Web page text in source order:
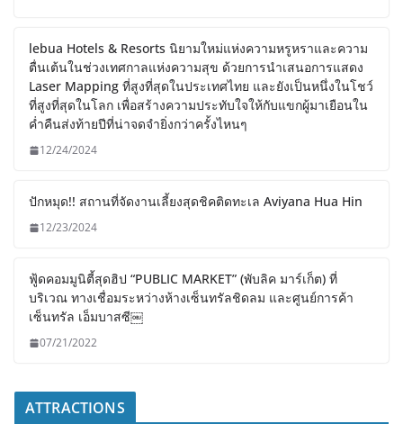
lebua Hotels & Resorts นิยามใหม่แห่งความหรูหราและความ
ตื่นเต้นในช่วงเทศกาลแห่งความสุข ด้วยการนำเสนอการแสดง
Laser Mapping ที่สูงที่สุดในประเทศไทย และยังเป็นหนึ่งในโชว์
ที่สูงที่สุดในโลก เพื่อสร้างความประทับใจให้กับแขกผู้มาเยือนใน
ค่ำคืนส่งท้ายปีที่น่าจดจำยิ่งกว่าครั้งไหนๆ
12/24/2024
ปักหมุด!! สถานที่จัดงานเลี้ยงสุดชิคติดทะเล Aviyana Hua Hin
12/23/2024
ฟู้ดคอมมูนิตี้สุดฮิป “PUBLIC MARKET” (พับลิค มาร์เก็ต) ที่
บริเวณ ทางเชื่อมระหว่างห้างเซ็นทรัลชิดลม และศูนย์การค้า
เซ็นทรัล เอ็มบาสซี￼
07/21/2022
ATTRACTIONS